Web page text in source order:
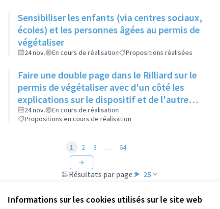
Informations sur les cookies utilisés sur le site web
Sensibiliser les enfants (via centres sociaux,
écoles) et les personnes âgées au permis de
végétaliser
24 nov. En cours de réalisation Propositions réalisées
Faire une double page dans le Rilliard sur le
permis de végétaliser avec d'un côté les
explications sur le dispositif et de l'autre
côté des exemples concrets de lieux à
investir
24 nov.
En cours de réalisation
Propositions en cours de réalisation
Résultats par page : 25
1 2 3 … 64